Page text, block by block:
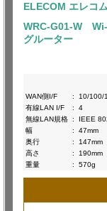
ELECOM エレコム
WRC-G01-W
グルーター
WAN側I/F
:
10/100/
有線LAN I/F
:
4
無線LAN規格 :
IEEE
幅
:
47mm
奥行
:
147mm
高さ
:
190mm
重量
: 570g